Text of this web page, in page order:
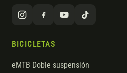
BICICLETAS
eMTB Doble suspensión